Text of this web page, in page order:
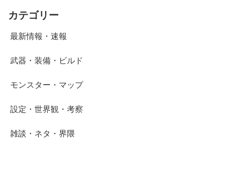
カテゴリー
最新情報・速報
武器・装備・ビルド
モンスター・マップ
設定・世界観・考察
雑談・ネタ・界隈